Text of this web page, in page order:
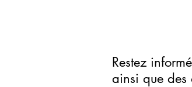
Restez
ainsi que des